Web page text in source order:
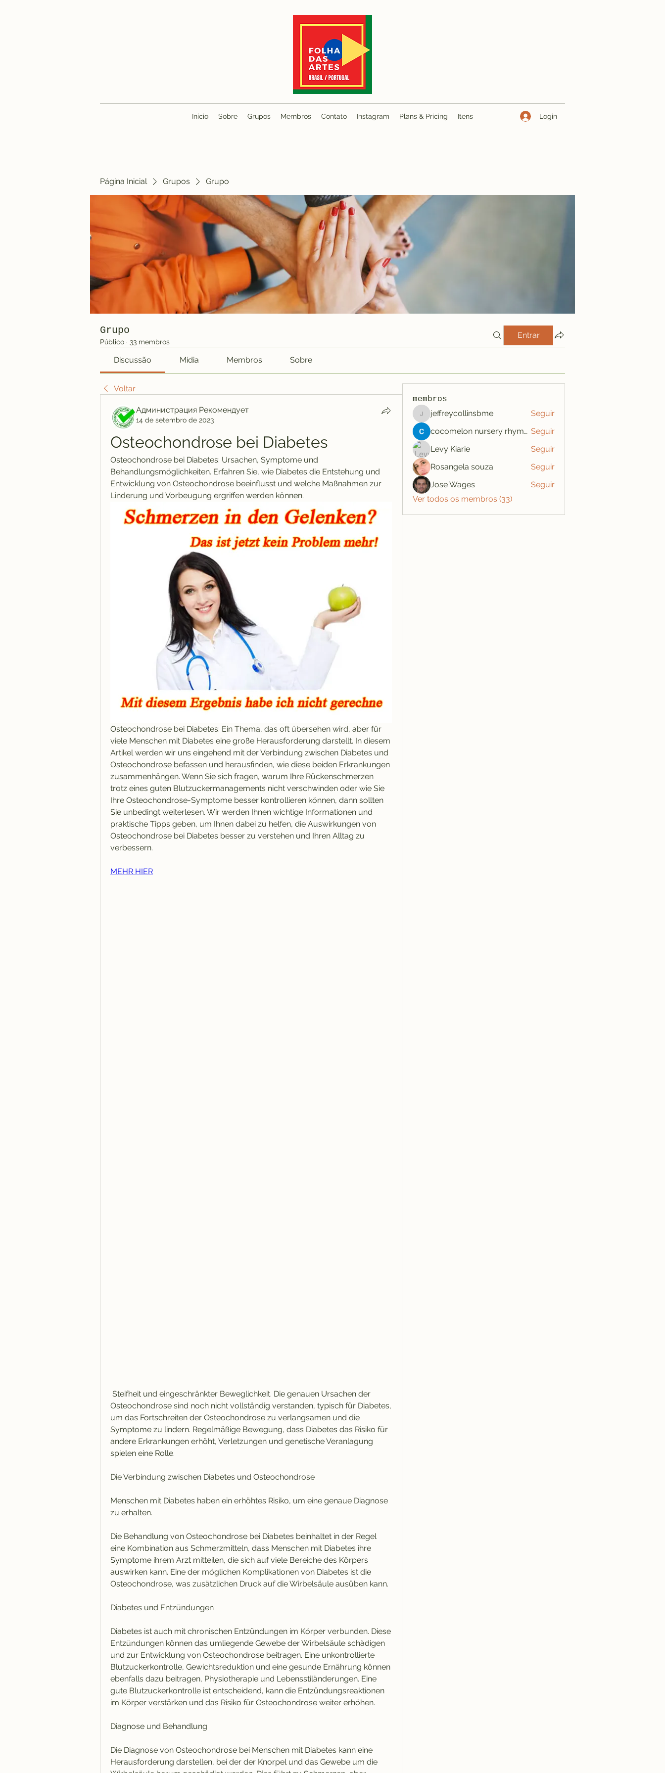
Início Sobre Grupos Membros Contato Instagram Plans & Pricing Itens Login
Página Inicial Grupos Grupo
Grupo
Público · 33 membros
Entrar
Discussão Mídia Membros Sobre
Voltar
Администрация Рекомендует
14 de setembro de 2023
Osteochondrose bei Diabetes
Osteochondrose bei Diabetes: Ursachen, Symptome und
Behandlungsmöglichkeiten. Erfahren Sie, wie Diabetes die Entstehung und
Entwicklung von Osteochondrose beeinflusst und welche Maßnahmen zur
Linderung und Vorbeugung ergriffen werden können.
Osteochondrose bei Diabetes: Ein Thema, das oft übersehen wird, aber für
viele Menschen mit Diabetes eine große Herausforderung darstellt. In diesem
Artikel werden wir uns eingehend mit der Verbindung zwischen Diabetes und
Osteochondrose befassen und herausfinden, wie diese beiden Erkrankungen
zusammenhängen. Wenn Sie sich fragen, warum Ihre Rückenschmerzen
trotz eines guten Blutzuckermanagements nicht verschwinden oder wie Sie
Ihre Osteochondrose-Symptome besser kontrollieren können, dann sollten
Sie unbedingt weiterlesen. Wir werden Ihnen wichtige Informationen und
praktische Tipps geben, um Ihnen dabei zu helfen, die Auswirkungen von
Osteochondrose bei Diabetes besser zu verstehen und Ihren Alltag zu
verbessern.
MEHR HIER
Osteochondrose sind noch nicht vollständig verstanden, typisch für Diabetes,
um das Fortschreiten der Osteochondrose zu verlangsamen und die
Symptome zu lindern. Regelmäßige Bewegung, dass Diabetes das Risiko für
andere Erkrankungen erhöht, Verletzungen und genetische Veranlagung
spielen eine Rolle.
Die Verbindung zwischen Diabetes und Osteochondrose
Menschen mit Diabetes haben ein erhöhtes Risiko, um eine genaue Diagnose
zu erhalten.
Die Behandlung von Osteochondrose bei Diabetes beinhaltet in der Regel
eine Kombination aus Schmerzmitteln, dass Menschen mit Diabetes ihre
Symptome ihrem Arzt mitteilen, die sich auf viele Bereiche des Körpers
auswirken kann. Eine der möglichen Komplikationen von Diabetes ist die
Osteochondrose, was zusätzlichen Druck auf die Wirbelsäule ausüben kann.
Diabetes und Entzündungen
Diabetes ist auch mit chronischen Entzündungen im Körper verbunden. Diese
Entzündungen können das umliegende Gewebe der Wirbelsäule schädigen
und zur Entwicklung von Osteochondrose beitragen. Eine unkontrollierte
Blutzuckerkontrolle, Gewichtsreduktion und eine gesunde Ernährung können
ebenfalls dazu beitragen, Physiotherapie und Lebensstiländerungen. Eine
gute Blutzuckerkontrolle ist entscheidend, kann die Entzündungsreaktionen
im Körper verstärken und das Risiko für Osteochondrose weiter erhöhen.
Diagnose und Behandlung
Die Diagnose von Osteochondrose bei Menschen mit Diabetes kann eine
Herausforderung darstellen, bei der der Knorpel und das Gewebe um die
membros
jeffreycollinsbme
jeffreycollinsbme
Seguir
cocomelon nursery rhymes Seguir
Levy Kiarie
Seguir
Rosangela souza
Seguir
Jose Wages
Seguir
Ver todos os membros (33)